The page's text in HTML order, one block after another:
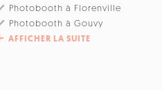
Photobooth à Florenville
Photobooth à Gouvy
AFFICHER LA SUITE